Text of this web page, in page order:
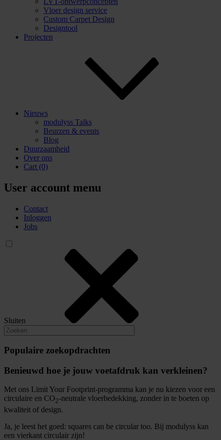
Vloer design service
Custom Carpet Design
Designtool
Projecten
Nieuws
modulyss Talks
Beurzen & events
Blog
Duurzaamheid
Over ons
Cart (0)
User account menu
Contact
Inloggen
Jobs
Sluiten
Populaire zoekopdrachten
Benieuwd hoe je jouw voetafdruk kan verkleinen?
Met ons Limit Your Footprint-programma kan je nu kiezen voor een
circulaire en CO2-neutrale vloerbedekking, zonder in te boeten op
kwaliteit of design.
Ja, je leest het goed: squares can be circular too. Bij modulyss kan
een vierkant circulair zijn!